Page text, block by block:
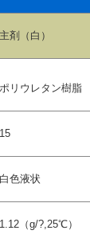
主剤（白）
ポリウレタン樹脂
15
白色液状
1.12（g/?,25℃）